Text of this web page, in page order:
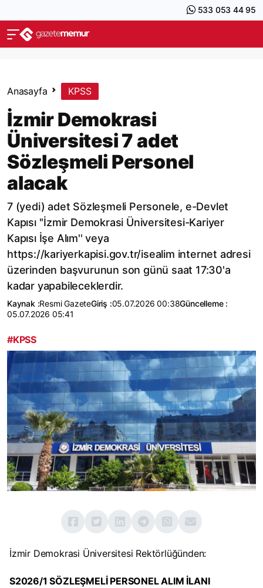
533 053 44 95
Anasayfa KPSS
İzmir Demokrasi
Üniversitesi 7 adet
Sözleşmeli Personel
alacak
7 (yedi) adet Sözleşmeli Personele, e-Devlet
Kapısı ''İzmir Demokrasi Üniversitesi-Kariyer
Kapısı İşe Alım'' veya
https://kariyerkapisi.gov.tr/isealim internet adresi
üzerinden başvurunun son günü saat 17:30'a
kadar yapabileceklerdir.
Kaynak :Resmi GazeteGiriş :05.07.2026 00:38Güncelleme :
05.07.2026 05:41
#KPSS
İzmir Demokrasi Üniversitesi Rektörlüğünden:
S2026/1 SÖZLEŞMELİ PERSONEL ALIM İLANI